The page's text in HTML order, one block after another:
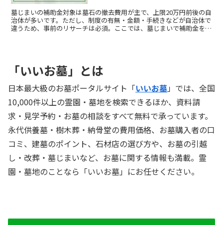
墓じまいの補助金対象は墓石の撤去費用が主で、上限20万円前後の自
治体が多いです。ただし、制度の有無・金額・手続きなどが自治体で
違うため、事前のリサーチは必須。ここでは、墓じまいで補助金をも
「いいお墓」とは
日本最大級のお墓ポータルサイト「いいお墓」では、全国
10,000件以上の霊園・墓地を検索できるほか、資料請
求・見学予約・お墓の相談をすべて無料で承っています。
永代供養墓・樹木葬・納骨堂の費用価格、お墓購入者の口
コミ、建墓のポイント、石材店の選び方や、お墓の引越
し・改葬・墓じまいなど、お墓に関する情報も満載。霊
園・墓地のことなら「いいお墓」にお任せください。